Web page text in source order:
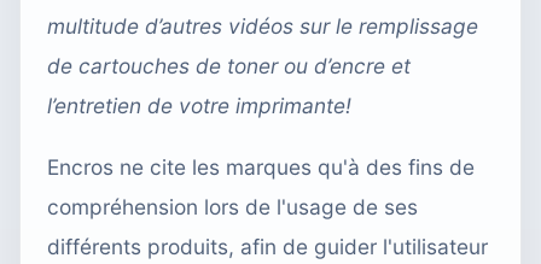
multitude d’autres vidéos sur le remplissage
de cartouches de toner ou d’encre et
l’entretien de votre imprimante!
Encros ne cite les marques qu'à des fins de
compréhension lors de l'usage de ses
différents produits, afin de guider l'utilisateur